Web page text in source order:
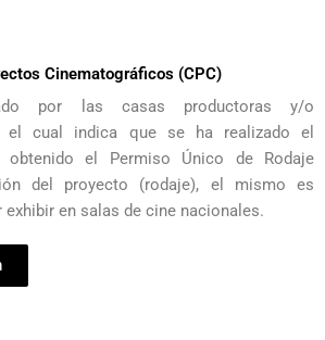
Cinematográficos (CPC)
por las casas productoras y/o
el cual indica que se ha realizado el
obtenido el Permiso Único de Rodaje
del proyecto (rodaje), el mismo es
exhibir en salas de cine nacionales.